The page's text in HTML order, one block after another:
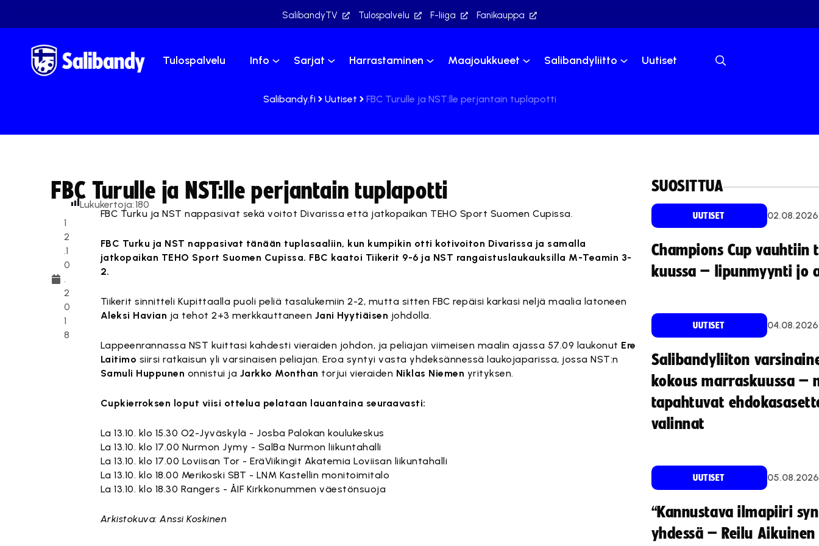
SalibandyTV Tulospalvelu F-liiga Fanikauppa
Tulospalvelu Info Sarjat Harrastaminen Maajoukkueet Salibandyliitto Uutiset
Salibandy.fi Uutiset FBC Turulle ja NST:lle perjantain tuplapotti
FBC Turulle ja NST:lle perjantain tuplapotti
1
2
.1
0
.
2
0
1
8
Lukukertoja:180
FBC Turku ja NST nappasivat sekä voitot Divarissa että jatkopaikan TEHO Sport Suomen Cupissa.
FBC Turku ja NST nappasivat tänään tuplasaaliin, kun kumpikin otti kotivoiton Divarissa ja samalla
jatkopaikan TEHO Sport Suomen Cupissa. FBC kaatoi Tiikerit 9-6 ja NST rangaistuslaukauksilla M-Teamin 3-
2.
Tiikerit sinnitteli Kupittaalla puoli peliä tasalukemiin 2-2, mutta sitten FBC repäisi karkasi neljä maalia latoneen
Aleksi Havian ja tehot 2+3 merkkauttaneen Jani Hyytiäisen johdolla.
Lappeenrannassa NST kuittasi kahdesti vieraiden johdon, ja peliajan viimeisen maalin ajassa 57.09 laukonut Ere
Laitimo siirsi ratkaisun yli varsinaisen peliajan. Eroa syntyi vasta yhdeksännessä laukojaparissa, jossa NST:n
Samuli Huppunen onnistui ja Jarkko Monthan torjui vieraiden Niklas Niemen yrityksen.
Cupkierroksen loput viisi ottelua pelataan lauantaina seuraavasti:
La 13.10. klo 15.30 O2-Jyväskylä - Josba Palokan koulukeskus
La 13.10. klo 17.00 Nurmon Jymy - SalBa Nurmon liikuntahalli
La 13.10. klo 17.00 Loviisan Tor - EräViikingit Akatemia Loviisan liikuntahalli
La 13.10. klo 18.00 Merikoski SBT - LNM Kastellin monitoimitalo
La 13.10. klo 18.30 Rangers - ÅIF Kirkkonummen väestönsuoja
Arkistokuva: Anssi Koskinen
SUOSITTUA
UUTISET 02.08.2026
Champions Cup vauhtiin
kuussa – lipunmyynti jo
UUTISET 04.08.2026
Salibandyliiton
kokous marraskuussa –
tapahtuvat
valinnat
UUTISET 05.08.2026
“Kannustava ilmapiiri
yhdessä – Reilu